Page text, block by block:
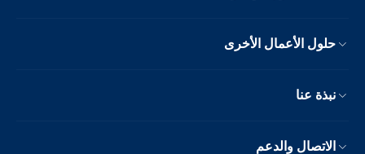
حلول الأعمال الأخرى
نبذة عنا
الاتصال والدعم